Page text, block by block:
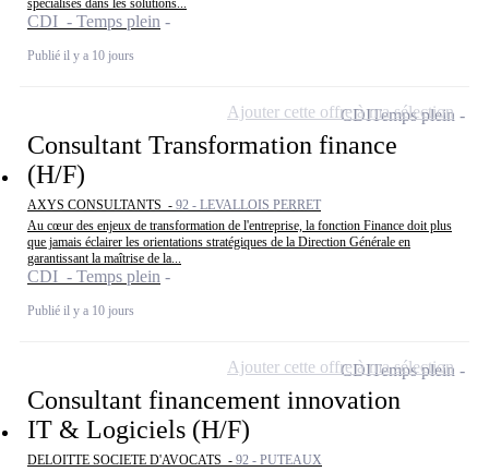
spécialisés dans les solutions...
CDI - Temps plein
Publié il y a 10 jours
Consultant Transformation finance
(H/F)
AXYS CONSULTANTS - 92 - LEVALLOIS PERRET
Au cœur des enjeux de transformation de l'entreprise, la fonction Finance doit plus
que jamais éclairer les orientations stratégiques de la Direction Générale en
garantissant la maîtrise de la...
CDI - Temps plein
Publié il y a 10 jours
CDITemps plein
Ajouter cette offre à ma sélection
Consultant financement innovation
IT & Logiciels (H/F)
DELOITTE SOCIETE D'AVOCATS - 92 - PUTEAUX
CDITemps plein
Ajouter cette offre à ma sélection